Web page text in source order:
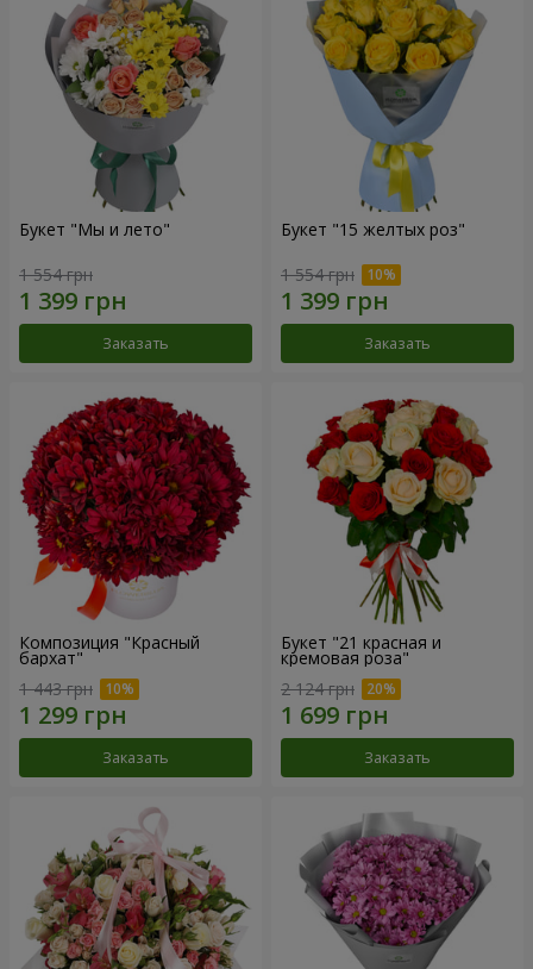
Букет "Мы и лето"
1 554 грн
Заказать
Букет "15 желтых роз"
1 554 грн
Заказать
Композиция "Красный
бархат"
1 443 грн
Заказать
Букет "21 красная и
кремовая роза"
2 124 грн
Заказать